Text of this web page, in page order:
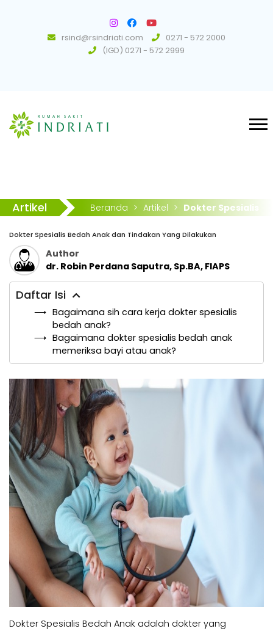
rsind@rsindriati.com
0271 - 572 2000
(IGD) 0271 - 572 2999
Artikel Beranda > Artikel > Dokter Spesialis
Dokter Spesialis Bedah Anak dan Tindakan Yang Dilakukan
Author
dr. Robin Perdana Saputra, Sp.BA, FIAPS
Daftar Isi
Bagaimana sih cara kerja dokter spesialis
bedah anak?
Bagaimana dokter spesialis bedah anak
memeriksa bayi atau anak?
Dokter Spesialis Bedah Anak adalah dokter yang